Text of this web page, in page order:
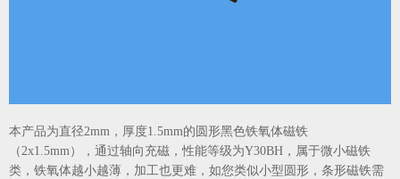
本产品为直径2mm，厚度1.5mm的圆形黑色铁氧体磁铁
（2x1.5mm），通过轴向充磁，性能等级为Y30BH，属于微小磁铁
类，铁氧体越小越薄，加工也更难，如您类似小型圆形，条形磁铁需